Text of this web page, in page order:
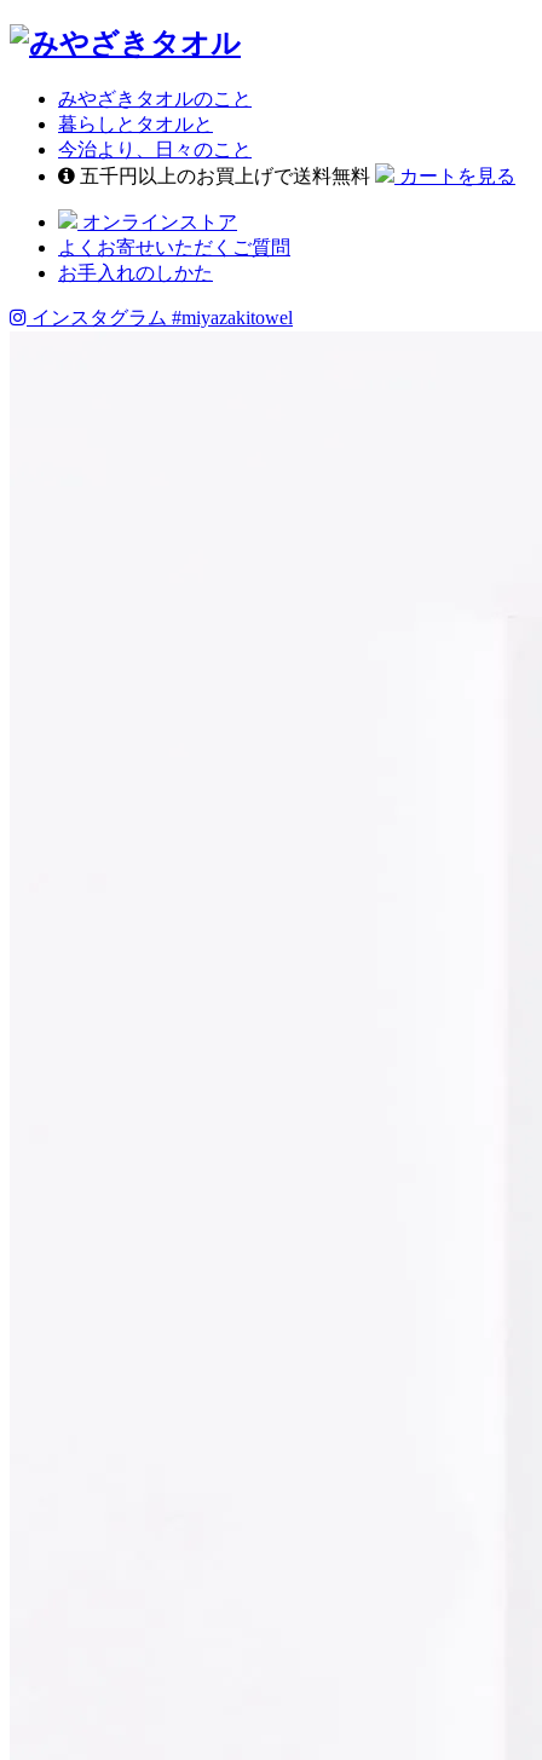
みやざきタオルのこと
暮らしとタオルと
今治より、日々のこと
五千円以上のお買上げで送料無料
カートを見る
オンラインストア
よくお寄せいただくご質問
お手入れのしかた
インスタグラム #miyazakitowel